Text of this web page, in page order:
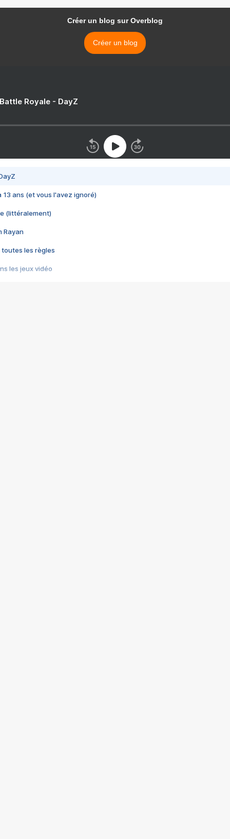
Créer un blog sur Overblog
Créer un blog
Royale - DayZ
13 ans (et vous l'avez ignoré)
(littéralement)
Rayan
toutes les règles
les jeux vidéo